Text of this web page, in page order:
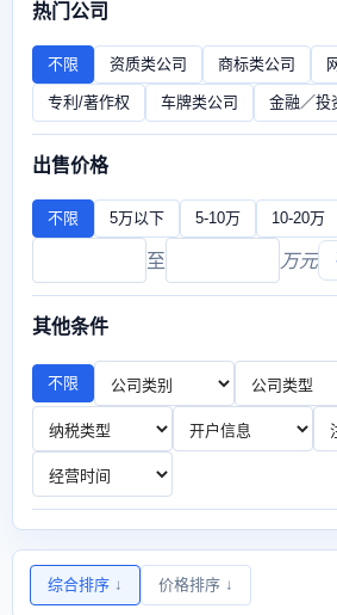
热门公司
不限 资质类公司 商标类公司
专利/著作权 车牌类公司 金融／投
出售价格
不限 5万以下 5-10万 10-20万
至 万元
其他条件
不限
综合排序 ↓ 价格排序 ↓